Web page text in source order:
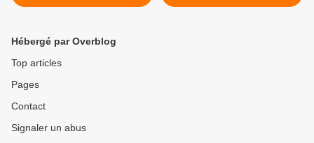
Hébergé par Overblog
Top articles
Pages
Contact
Signaler un abus